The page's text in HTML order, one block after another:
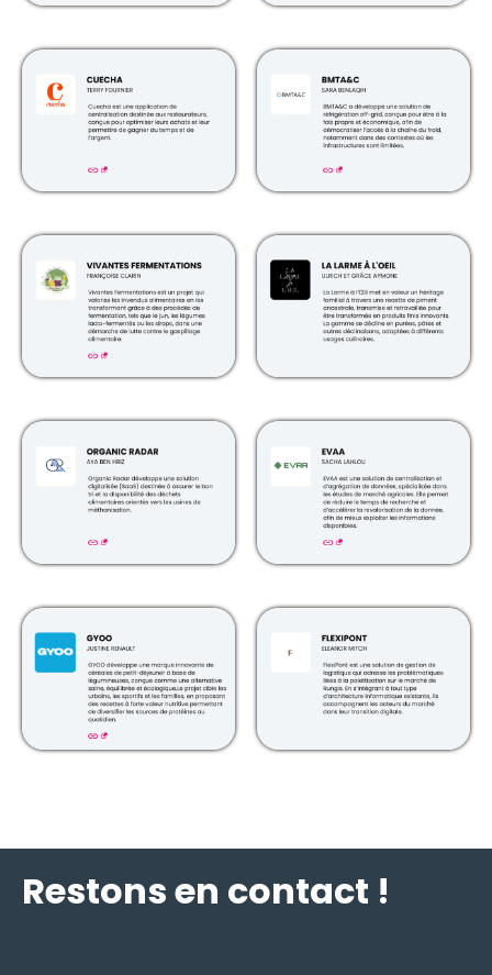
Restons en contact !